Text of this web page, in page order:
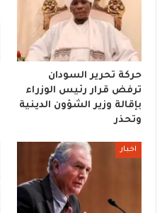
حركة تحرير السودان
ترفض قرار رئيس الوزراء
بإقالة وزير الشؤون الدينية
وتحذر
اخبار